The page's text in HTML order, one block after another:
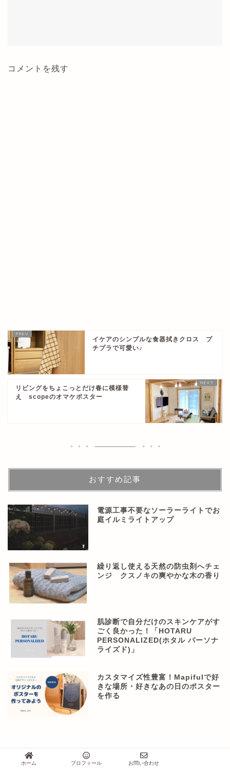
コメントを残す
イケアのシンプルな食器拭きクロス プ
チプラで可愛い♪
リビングをちょこっとだけ春に模様替
え scopeのオマケポスター
おすすめ記事
電源工事不要なソーラーライトでお
庭イルミライトアップ
繰り返し使える天然の防虫剤へチェ
ンジ クスノキの爽やかな木の香り
肌診断で自分だけのスキンケアがす
ごく良かった！「HOTARU
PERSONALIZED(ホタル パーソナ
ライズド)」
カスタマイズ性豊富！Mapifulで好
きな場所・好きなあの日のポスター
を作る
ホーム プロフィール お問い合わせ